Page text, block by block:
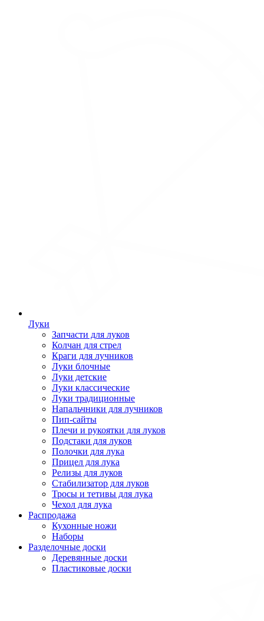
Луки
Запчасти для луков
Колчан для стрел
Краги для лучников
Луки блочные
Луки детские
Луки классические
Луки традиционные
Напальчники для лучников
Пип-сайты
Плечи и рукоятки для луков
Подстаки для луков
Полочки для лука
Прицел для лука
Релизы для луков
Стабилизатор для луков
Тросы и тетивы для лука
Чехол для лука
Распродажа
Кухонные ножи
Наборы
Разделочные доски
Деревянные доски
Пластиковые доски